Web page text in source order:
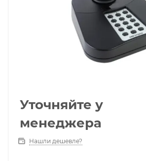
Уточняйте у
менеджера
Нашли дешевле?